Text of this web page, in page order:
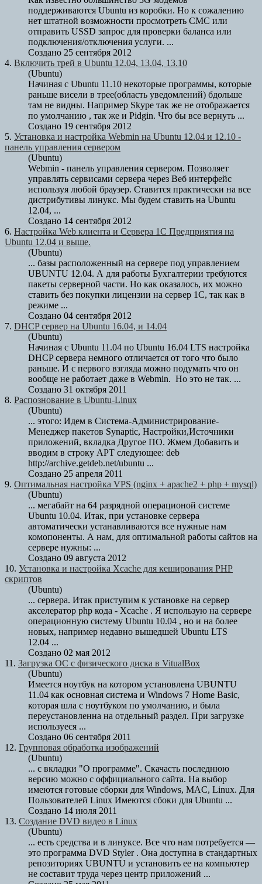
поддерживаются Ubuntu из коробки. Но к сожалению
нет штатной возможности просмотреть СМС или
отправить USSD запрос для проверки баланса или
подключения/отключения услуги. ...
Создано 25 сентября 2012
4. Включить трей в Ubuntu 12.04, 13.04, 13.10
(Ubuntu)
Начиная с Ubuntu 11.10 некоторые программы, которые
раньше висели в трее(область уведомлений) бдольше
там не видны. Например Skype так же не отображается
по умолчанию , так же и Pidgin. Что бы все вернуть ...
Создано 19 сентября 2012
5. Установка и настройка Webmin на Ubuntu 12.04 и 12.10 -
панель управления сервером
(Ubuntu)
Webmin - панель управления сервером. Позволяет
управлять сервисами сервера через Веб интерфейс
используя любой браузер. Ставится практически на все
дистрибутивы линукс. Мы будем ставить на Ubuntu
12.04, ...
Создано 14 сентября 2012
6. Настройка Web клиента и Сервера 1С Предприятия на
Ubuntu 12.04 и выше.
(Ubuntu)
... базы расположенный на сервере под управлением
UBUNTU 12.04. А для работы Бухгалтерии требуются
пакеты серверной части. Но как оказалось, их можно
ставить без покупки лицензии на сервер 1С, так как в
режиме ...
Создано 04 сентября 2012
7. DHCP сервер на Ubuntu 16.04, и 14.04
(Ubuntu)
Начиная с Ubuntu 11.04 по Ubuntu 16.04 LTS настройка
DHCP сервера немного отличается от того что было
раньше. И с первого взгляда можно подумать что он
вообще не работает даже в Webmin. Но это не так. ...
Создано 31 октября 2011
8. Распознование в Ubuntu-Linux
(Ubuntu)
... этого: Идем в Система-Администрирование-
Менеджер пакетов Synaptic, Настройки,Источники
приложений, вкладка Другое ПО. Жмем Добавить и
вводим в строку APT следующее: deb
http://archive.getdeb.net/ubuntu ...
Создано 25 апреля 2011
9. Оптимальная настройка VPS (nginx + apache2 + php + mysql)
(Ubuntu)
... мегабайт на 64 разрядной операционой системе
Ubuntu 10.04. Итак, при установке сервера
автоматически устанавливаются все нужные нам
комопоненты. А нам, для оптимальной работы сайтов на
сервере нужны: ...
Создано 09 августа 2012
10. Установка и настройка Xcache для кеширования PHP
скриптов
(Ubuntu)
... сервера. Итак приступим к установке на сервер
акселератор php кода - Xcache . Я использую на сервере
операционную систему Ubuntu 10.04 , но и на более
новых, например недавно вышедшей Ubuntu LTS
12.04 ...
Создано 02 мая 2012
11. Загрузка ОС с физического диска в VitualBox
(Ubuntu)
Имеется ноутбук на котором установлена UBUNTU
11.04 как основная система и Windows 7 Home Basic,
которая шла с ноутбуком по умолчанию, и была
переустановленна на отдельный раздел. При загрузке
используеся ...
Создано 06 сентября 2011
12. Групповая обработка изображений
(Ubuntu)
... с вкладки "О программе". Скачасть последнюю
версию можно с оффициального сайта. На выбор
имеются готовые сборки для Windows, MAC, Linux. Для
Пользователей Linux Имеются сбоки для Ubuntu ...
Создано 14 июля 2011
13. Создание DVD видео в Linux
(Ubuntu)
... есть средства и в линуксе. Все что нам потребуется —
это программа DVD Styler . Она доступна в стандартных
репозиториях UBUNTU и установить ее на компьютер
не составит труда через центр приложений ...